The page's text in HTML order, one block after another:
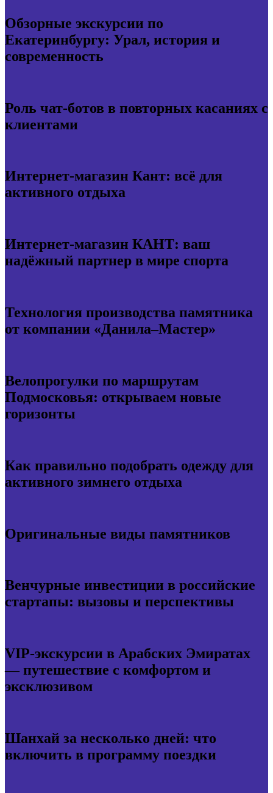
Обзорные экскурсии по
Екатеринбургу: Урал, история и
современность
Роль чат-ботов в повторных касаниях с
клиентами
Интернет-магазин Кант: всё для
активного отдыха
Интернет-магазин КАНТ: ваш
надёжный партнер в мире спорта
Технология производства памятника
от компании «Данила–Мастер»
Велопрогулки по маршрутам
Подмосковья: открываем новые
горизонты
Как правильно подобрать одежду для
активного зимнего отдыха
Оригинальные виды памятников
Венчурные инвестиции в российские
стартапы: вызовы и перспективы
VIP-экскурсии в Арабских Эмиратах
— путешествие с комфортом и
эксклюзивом
Шанхай за несколько дней: что
включить в программу поездки